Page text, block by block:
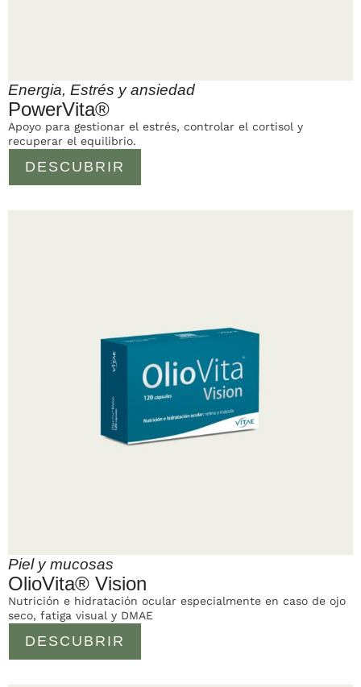
Energia, Estrés y ansiedad
PowerVita®
DESCUBRIR
Apoyo para gestionar el estrés, controlar el cortisol y
recuperar el equilibrio.
Piel y mucosas
OlioVita® Vision
DESCUBRIR
Nutrición e hidratación ocular especialmente en caso de ojo
seco, fatiga visual y DMAE